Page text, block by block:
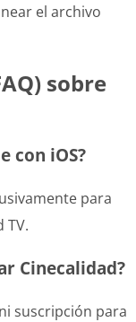
el archivo
sobre
con iOS?
para
TV.
Cinecalidad?
suscripción para